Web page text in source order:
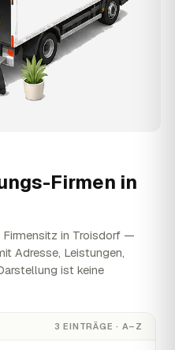
Firmen in
in Troisdorf —
Adresse, Leistungen,
ist keine
3 EINTRÄGE · A–Z